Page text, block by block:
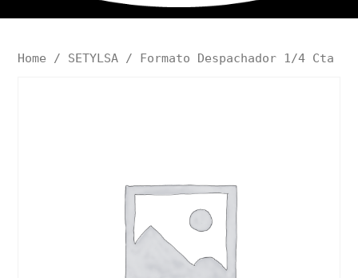
Home / SETYLSA/ Formato Despachador 1/4 Cta